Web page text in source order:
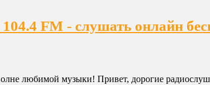
FM - слушать онлайн
любимой музыки! Привет, дорогие